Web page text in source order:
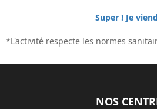
Super ! Je
*L'activité respecte les normes
NOS